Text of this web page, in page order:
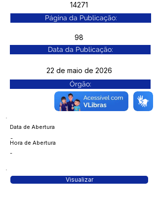
14271
Página da Publicação:
98
Data da Publicação:
22 de maio de 2026
Órgão:
Data de Abertura
-
Hora de Abertura
-
Visualizar